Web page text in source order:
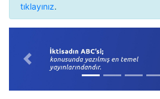
tıklayınız.
Önceki